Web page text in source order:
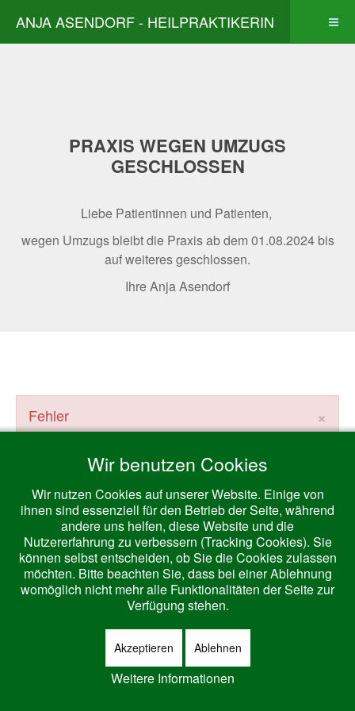
ANJA ASENDORF - HEILPRAKTIKERIN
PRAXIS WEGEN UMZUGS
GESCHLOSSEN
Liebe Patientinnen und Patienten,
wegen Umzugs bleibt die Praxis ab dem 01.08.2024 bis
auf weiteres geschlossen.
Ihre Anja Asendorf
×
Fehler
Aktuelle Seite: Startseite
Bootstrapis a front-end framework of Twitter, Inc. Code licensed underMIT
License.
font licensed underSIL OFL 1.1.
Wir benutzen Cookies
Wir nutzen Cookies auf unserer Website. Einige von
ihnen sind essenziell für den Betrieb der Seite, während
andere uns helfen, diese Website und die
Nutzererfahrung zu verbessern (Tracking Cookies). Sie
können selbst entscheiden, ob Sie die Cookies zulassen
möchten. Bitte beachten Sie, dass bei einer Ablehnung
womöglich nicht mehr alle Funktionalitäten der Seite zur
Verfügung stehen.
Akzeptieren Ablehnen
Weitere Informationen